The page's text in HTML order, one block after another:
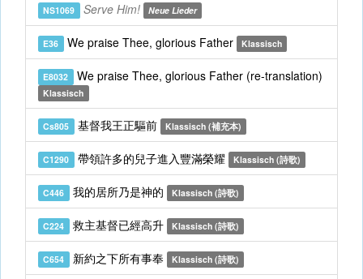
NS1069 Serve Him! Neue Lieder
E36 We praise Thee, glorious Father Klassisch
E8032 We praise Thee, glorious Father (re-translation)
Klassisch
Cs805 基督我王正驅前 Klassisch (補充本)
C1290 帶領許多的兒子進入豐滿榮耀 Klassisch (詩歌)
C446 我的居所乃是神的 Klassisch (詩歌)
C224 救主基督已經高升 Klassisch (詩歌)
C654 新約之下所有事奉 Klassisch (詩歌)